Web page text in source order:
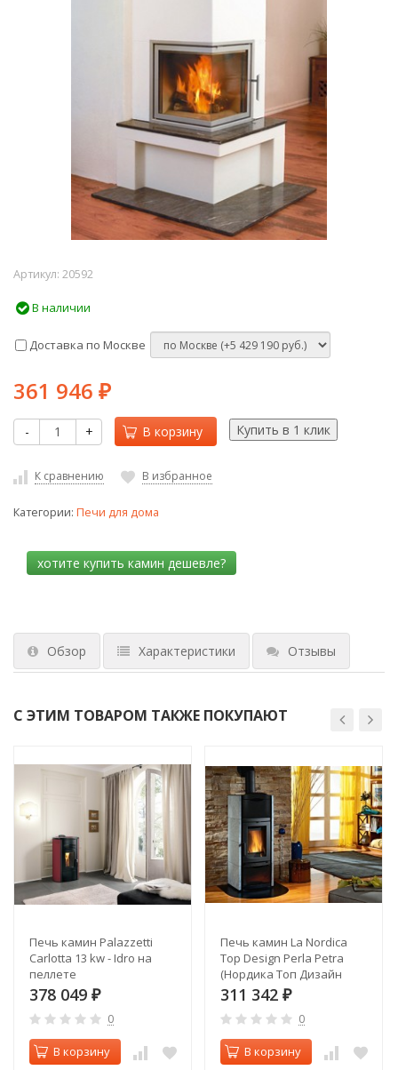
Артикул: 20592
В наличии
Доставка по Москве
361 946 ₽
- + В корзину
К сравнению В избранное
Категории: Печи для дома
Обзор Характеристики Отзывы
С ЭТИМ ТОВАРОМ ТАКЖЕ ПОКУПАЮТ
Печь камин Palazzetti
Carlotta 13 kw - Idro на
пеллете
378 049 ₽
0
В корзину
Печь камин La Nordica
Top Design Perla Petra
(Нордика Топ Дизайн
Перла в камне)
311 342 ₽
0
В корзину